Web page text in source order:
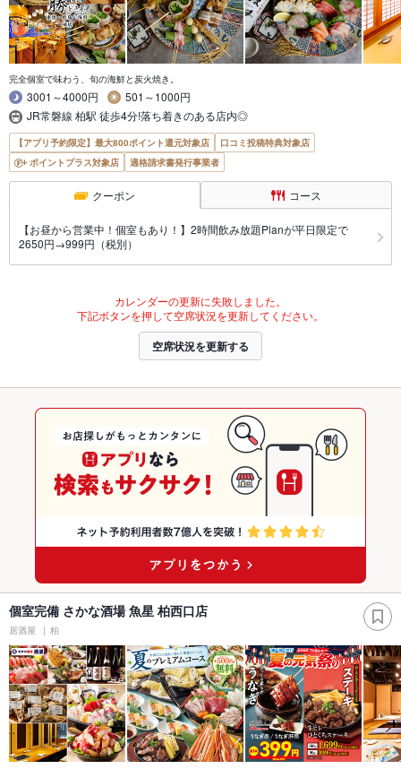
完全個室で味わう、旬の海鮮と炭火焼き。
3001～4000円
501～1000円
JR常磐線 柏駅 徒歩4分!落ち着きのある店内◎
【アプリ予約限定】最大800ポイント還元対象店
口コミ投稿特典対象店
ポイントプラス対象店
適格請求書発行事業者
クーポン コース
【お昼から営業中！個室もあり！】2時間飲み放題Planが平日限定で
2650円→999円（税別）
カレンダーの更新に失敗しました。
下記ボタンを押して空席状況を更新してください。
空席状況を更新する
個室完備 さかな酒場 魚星 柏西口店
居酒屋 柏